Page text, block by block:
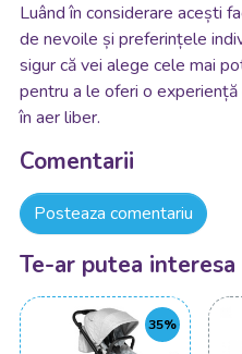
Luând în considerare acești
de nevoile și preferințele
sigur că vei alege cele mai
pentru a le oferi o
în aer liber.
Comentarii
Posteaza comentariu
Te-ar putea interesa
35%